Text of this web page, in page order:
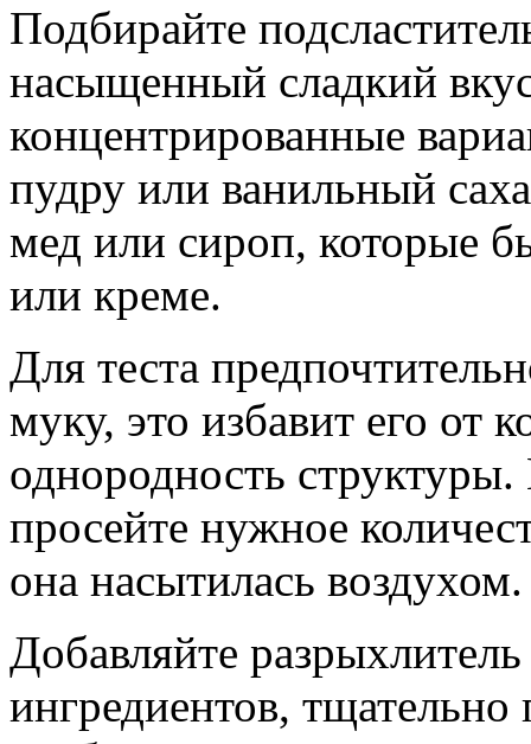
Подбирайте
насыщенный сладкий
концентрированные
пудру или ванильный
мед или сироп, которые
или креме.
Для теста
муку, это избавит его от
однородность
просейте нужное
она насытилась воздухом.
Добавляйте
ингредиентов,